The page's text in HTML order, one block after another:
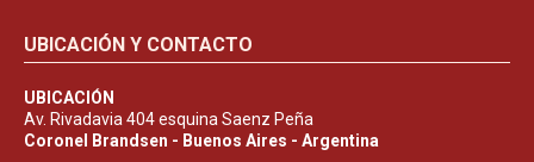
UBICACIÓN Y CONTACTO
UBICACIÓN
Av. Rivadavia 404 esquina Saenz Peña
Coronel Brandsen - Buenos Aires - Argentina